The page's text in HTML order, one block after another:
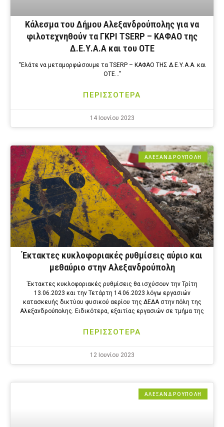
Κάλεσμα του Δήμου Αλεξανδρούπολης για να
φιλοτεχνηθούν τα ΓΚΡΙ TSERP – ΚΑΦΑΟ της
Δ.Ε.Υ.Α.Α και του ΟΤΕ
“Ελάτε να μεταμορφώσουμε τα TSERP – ΚΑΦΑΟ ΤΗΣ Δ.Ε.Υ.Α.Α. και
ΟΤΕ…”
ΠΕΡΙΣΣΟΤΕΡΑ
14 Ιουνίου 2023
ΑΛΕΞΑΝΔΡΟΎΠΟΛΗ
Έκτακτες κυκλοφοριακές ρυθμίσεις αύριο και
μεθαύριο στην Αλεξανδρούπολη
Έκτακτες κυκλοφοριακές ρυθμίσεις θα ισχύσουν την Τρίτη
13.06.2023 και την Τετάρτη 14.06.2023 λόγω εργασιών
κατασκευής δικτύου φυσικού αερίου της ΔΕΔΑ στην πόλη της
Αλεξανδρούπολης. Ειδικότερα, εξαιτίας εργασιών σε τμήμα της
ΠΕΡΙΣΣΟΤΕΡΑ
12 Ιουνίου 2023
ΑΛΕΞΑΝΔΡΟΎΠΟΛΗ